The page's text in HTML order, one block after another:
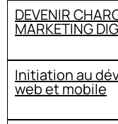
DEVENIR
MARKETING
Initiation au
web et mobile